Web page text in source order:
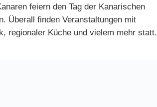
feiern den Tag der Kanarischen
Überall finden Veranstaltungen mit
regionaler Küche und vielem mehr statt.